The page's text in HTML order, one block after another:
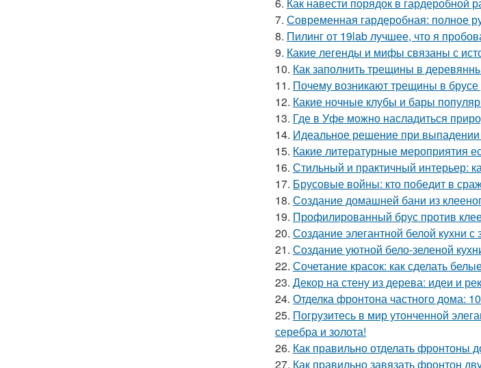
7. Современная гардеробная: полное
8. Пилинг от 19lab лучшее, что я
9. Какие легенды и мифы связаны с
10. Как заполнить трещины в
11. Почему возникают трещины в
12. Какие ночные клубы и бары
13. Где в Уфе можно насладиться
14. Идеальное решение при выпадении
15. Какие литературные мероприятия
16. Стильный и практичный интерьер:
17. Брусовые войны: кто победит в
18. Создание домашней бани из
19. Профилированный брус против
20. Создание элегантной белой кухни
21. Создание уютной бело-зеленой
22. Сочетание красок: как сделать
23. Декор на стену из дерева: идеи и
24. Отделка фронтона частного дома:
25. Погрузитесь в мир утонченной
серебра и золота!
26. Как правильно отделать фронтоны
27. Как правильно завязать фронтон